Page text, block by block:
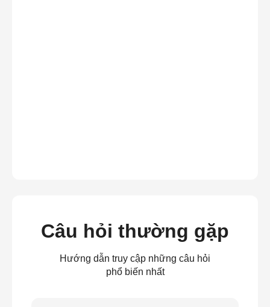
Câu hỏi thường gặp
Hướng dẫn truy cập những câu hỏi
phổ biến nhất